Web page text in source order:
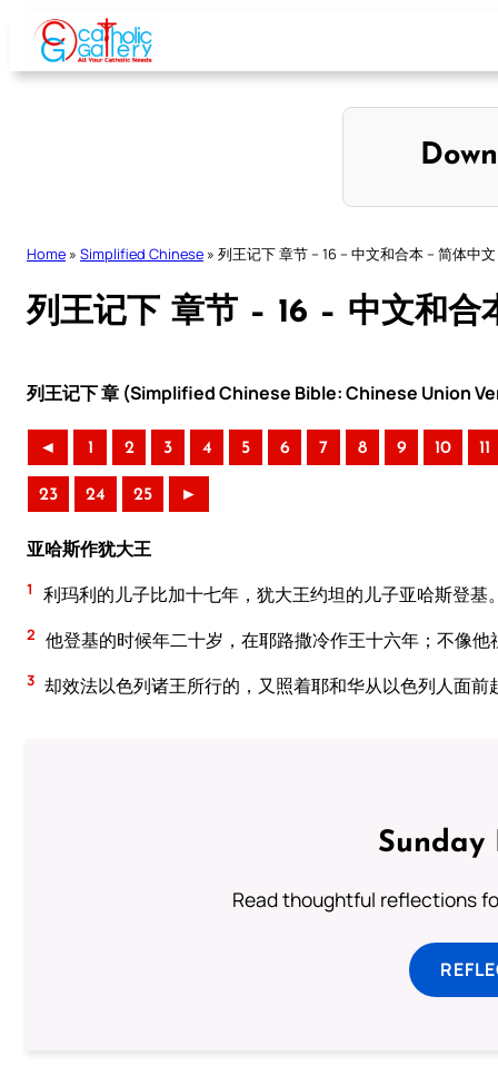
Skip
content
Home » Simplified Chinese » 列王记下 章节 – 16 – 中文和合本 – 简体中文
列王记下 章节 – 16 – 中文和合
列王记下 章 (Simplified Chinese Bible: Chinese Union
◄ 1 2 3 4 5 6 7 8 9 10 11
23 24 25 ►
亚哈斯作犹大王
1 利玛利的儿子比加十七年，犹大王约坦的儿子亚哈斯登基
2 他登基的时候年二十岁，在耶路撒冷作王十六年；不像
3 却效法以色列诸王所行的，又照着耶和华从以色列人面
Sunday
Read thoughtful reflections